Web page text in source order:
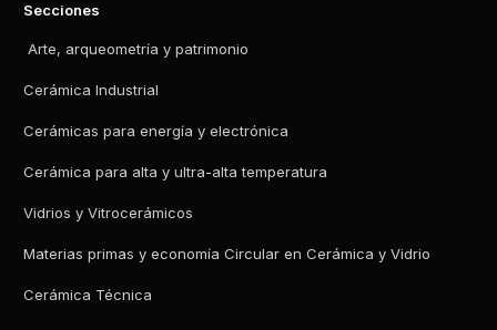
Secciones
Arte, arqueometría y patrimonio
Cerámica Industrial
Cerámicas para energía y electrónica
Cerámica para alta y ultra-alta temperatura
Vidrios y Vitrocerámicos
Materias primas y economía Circular en Cerámica y Vidrio
Cerámica Técnica